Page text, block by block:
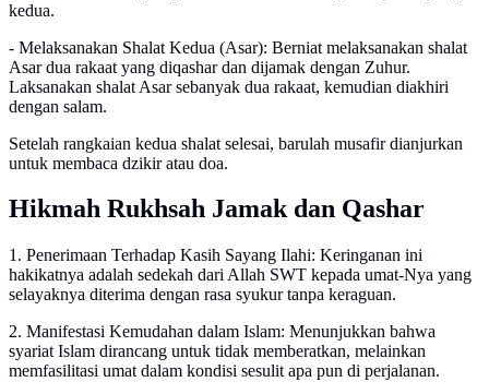
kedua.
- Melaksanakan Shalat Kedua (Asar): Berniat melaksanakan shalat
Asar dua rakaat yang diqashar dan dijamak dengan Zuhur.
Laksanakan shalat Asar sebanyak dua rakaat, kemudian diakhiri
dengan salam.
Setelah rangkaian kedua shalat selesai, barulah musafir dianjurkan
untuk membaca dzikir atau doa.
Hikmah Rukhsah Jamak dan Qashar
1. Penerimaan Terhadap Kasih Sayang Ilahi: Keringanan ini
hakikatnya adalah sedekah dari Allah SWT kepada umat-Nya yang
selayaknya diterima dengan rasa syukur tanpa keraguan.
2. Manifestasi Kemudahan dalam Islam: Menunjukkan bahwa
syariat Islam dirancang untuk tidak memberatkan, melainkan
memfasilitasi umat dalam kondisi sesulit apa pun di perjalanan.